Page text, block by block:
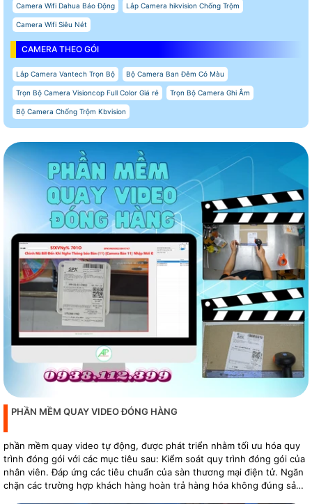
Camera Wifi Dahua Báo Động Lắp Camera hikvision Chống Trộm
Camera Wifi Siêu Nét
CAMERA THEO GÓI
Lắp Camera Vantech Trọn Bộ Bộ Camera Ban Đêm Có Màu
Trọn Bộ Camera Visioncop Full Color Giá rẻ Trọn Bộ Camera Ghi Âm
Bộ Camera Chống Trộm Kbvision
PHẦN MỀM QUAY VIDEO ĐÓNG HÀNG
phần mềm quay video tự động, được phát triển nhằm tối ưu hóa quy
trình đóng gói với các mục tiêu sau: Kiểm soát quy trình đóng gói của
nhân viên. Đáp ứng các tiêu chuẩn của sàn thương mại điện tử. Ngăn
chặn các trường hợp khách hàng hoàn trả hàng hóa không đúng sản